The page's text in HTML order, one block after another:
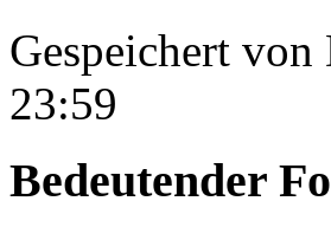
Gespeichert von
23:59
Bedeutender